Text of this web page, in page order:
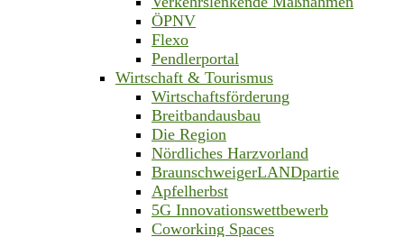
ÖPNV
Flexo
Pendlerportal
Wirtschaft & Tourismus
Wirtschaftsförderung
Breitbandausbau
Die Region
Nördliches Harzvorland
BraunschweigerLANDpartie
Apfelherbst
5G Innovationswettbewerb
Coworking Spaces